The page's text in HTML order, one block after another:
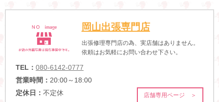
岡山出張専門店
出張修理専門店の為、実店舗はありません。
依頼はお気軽にお問い合わせ下さい。
TEL： 080-6142-0777
営業時間： 20:00～18:00
定休日： 不定休 店舗専用ページ ＞